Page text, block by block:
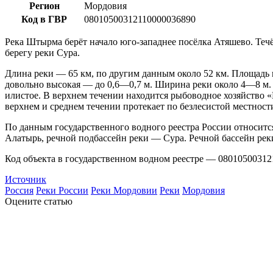
Регион
Мордовия
Код в ГВР
08010500312110000036890
Река Штырма берёт начало юго-западнее посёлка Атяшево.
берегу реки Сура.
Длина реки — 65 км, по другим данным около 52 км. Площадь
довольно высокая — до 0,6—0,7 м. Ширина реки около 4—8 м.
илистое. В верхнем течении находится рыбоводное
верхнем и среднем течении протекает по безлесистой
По данным государственного водного реестра России
Алатырь, речной подбассейн реки — Сура. Речной бассейн
Код объекта в государственном водном реестре —
Источник
Россия Реки России Реки Мордовии Реки Мордовия
Оцените статью